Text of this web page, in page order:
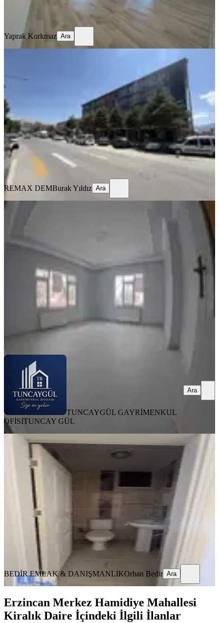
Yaprak Korkmaz Ara
Remax Dem'den Hastane Yanında
Eşyalı Kiralık 1+1 Daire
Merkez, Kızılay Mahallesi
70 m²·1. Kat ·16.07.2026
22.000 ₺
REMAX DEMBurak Yıldız
Ara
REMAX DEMBurak Yıldız Ara
MANZARALI
3+1· 150 m² Yüksek giriş·15.07.2026
18.000 ₺ 20.000 ₺
TUNCAYGÜL GAYRİMENKUL OFİSİTUNCAY GÜL
TUNCAYGÜL GAYRİMENKUL
OFİSİTUNCAY GÜL
Ara
EŞYALI
Cumhuryet Mahallesinde Kiralık
Merkez, Cumhuriyet Mahallesi
145 m² 3. Kat 14.07.2026
22.000 ₺
BEDİR EMLAK & DANIŞMANLIK Orhan Bedir
BEDİR EMLAK & DANIŞMANLIKOrhan Bedir Ara
Erzincan Merkez Hamidiye Mahallesi
Kiralık Daire İçindeki İlgili İlanlar